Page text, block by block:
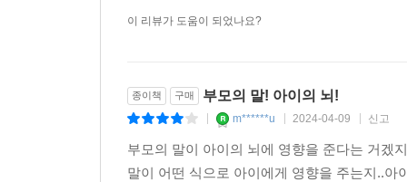
이 리뷰가 도움이 되었나요?
종이책 구매 부모의 말! 아이의 뇌!
m******u 2024-04-09 신고
부모의 말이 아이의 뇌에 영향을 준다는 거겠
말이 어떤 식으로 아이에게 영향을 주는지..